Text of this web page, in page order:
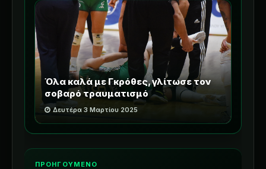
Όλα καλά με Γκρόθες, γλίτωσε τον
σοβαρό τραυματισμό
Δευτέρα 3 Μαρτίου 2025
ΠΡΟΗΓΟΥΜΕΝΟ